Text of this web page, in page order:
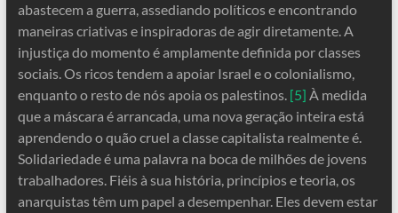
abastecem a guerra, assediando políticos e encontrando
maneiras criativas e inspiradoras de agir diretamente. A
injustiça do momento é amplamente definida por classes
sociais. Os ricos tendem a apoiar Israel e o colonialismo,
enquanto o resto de nós apoia os palestinos. [5] À medida
que a máscara é arrancada, uma nova geração inteira está
aprendendo o quão cruel a classe capitalista realmente é.
Solidariedade é uma palavra na boca de milhões de jovens
trabalhadores. Fiéis à sua história, princípios e teoria, os
anarquistas têm um papel a desempenhar. Eles devem estar